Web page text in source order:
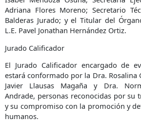
Adriana Flores Moreno; Secretario
Balderas Jurado; y el Titular del
L.E. Pavel Jonathan Hernández Ortiz.
Jurado Calificador
El Jurado Calificador encargado de
estará conformado por la Dra. Rosalina
Javier Llausas Magaña y Dra.
Andrade, personas reconocidas por su
y su compromiso con la promoción y
humanos.